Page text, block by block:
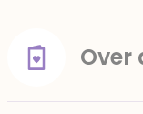
Over